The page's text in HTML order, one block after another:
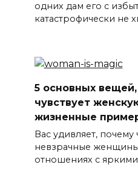
одних дам его с
катастрофически не
5 основных
чувствует
жизненные
Вас удивляет, почему
невзрачные женщины
отношениях с яркими